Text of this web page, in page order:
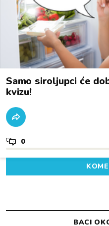
Samo siroljupci će
kvizu!
0